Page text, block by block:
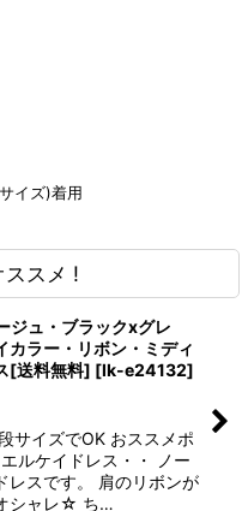
イズ)着用
ススメ !
ジュ・ブラックxグレ
カラー・リボン・ミディ
[送料無料] [lk-e24132]
サイズでOK おススメポ
ルケイドレス・・ ノー
レスです。 肩のリボンが
シャレ☆ ち…